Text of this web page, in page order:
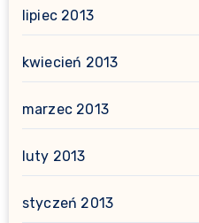
lipiec 2013
kwiecień 2013
marzec 2013
luty 2013
styczeń 2013